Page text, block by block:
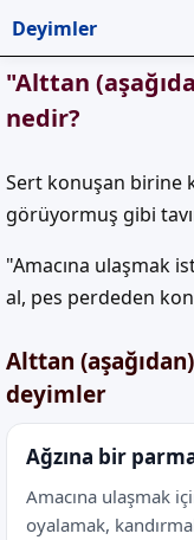
Deyimler
"Alttan
nedir?
Sert konuşan birine
görüyormuş gibi
"Amacına ulaşmak
al, pes perdeden
Alttan
deyimler
Ağzına bir
Amacına ulaşmak
oyalamak,